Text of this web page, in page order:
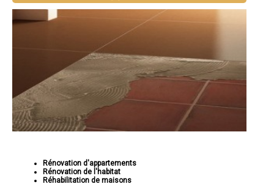
Rénovation d'appartements
Rénovation de l'habitat
Réhabilitation de maisons